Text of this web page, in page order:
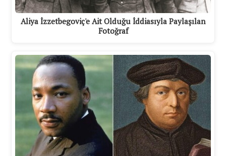
Aliya İzzetbegoviç'e Ait Olduğu İddiasıyla Paylaşılan
Fotoğraf